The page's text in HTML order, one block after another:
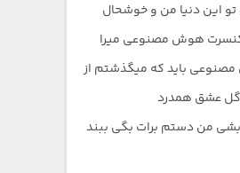
این دنیا من و خوشحال
کنسرت هوش مصنوعی میرا
باید که میگذشتم از
عشق همدرد
من دستم برات بگی ببند